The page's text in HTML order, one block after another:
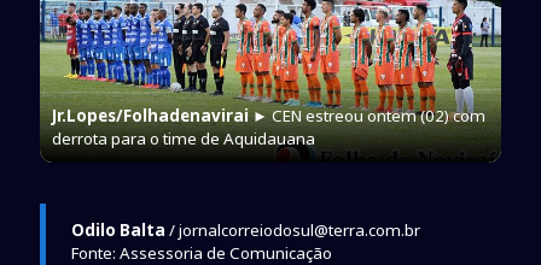
Jr.Lopes/Folhadenavirai► CEN estreou ontem (02) com
derrota para o time de Aquidauana
Odilo Balta / jornalcorreiodosul@terra.com.br
Fonte: Assessoria de Comunicação